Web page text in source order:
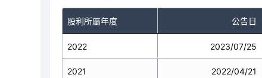
股利所屬年度 公告日
2022
2021
2023/07/25
2022/04/21